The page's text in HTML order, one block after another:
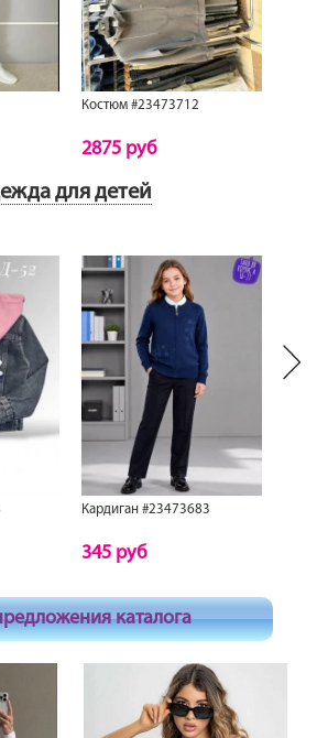
Костюм #23473712
2875 руб
для детей
Кардиган #23473683
345 руб
Next
каталога